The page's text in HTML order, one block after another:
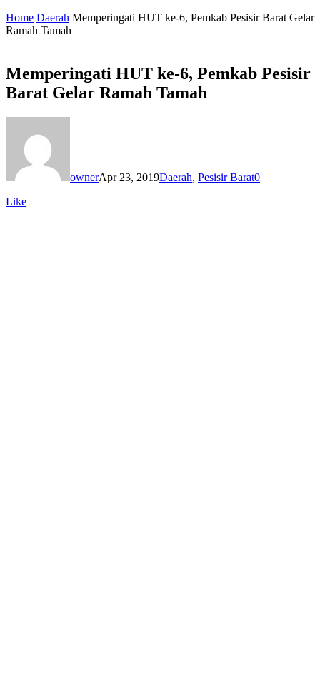
Home Daerah Memperingati HUT ke-6, Pemkab Pesisir Barat Gelar
Ramah Tamah
Memperingati HUT ke-6, Pemkab Pesisir
Barat Gelar Ramah Tamah
ownerApr 23, 2019Daerah, Pesisir Barat0
Like